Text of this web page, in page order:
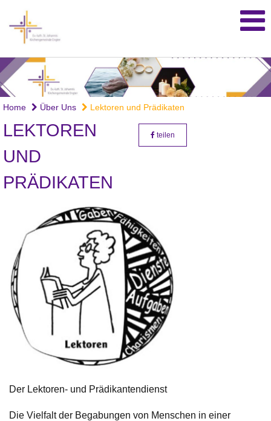
Home Über Uns Lektoren und Prädikaten
LEKTOREN
UND
PRÄDIKATEN
teilen
Der Lektoren- und Prädikantendienst
Die Vielfalt der Begabungen von Menschen in einer